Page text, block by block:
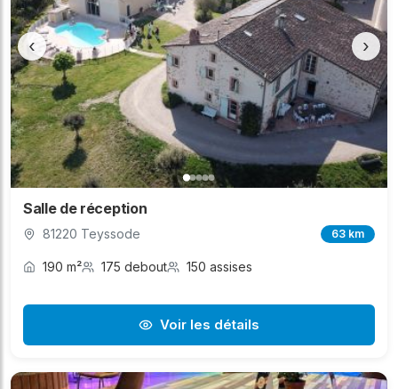
‹ ›
Salle de réception
81220 Teyssode 63 km
190 m² 175 debout 150 assises
Voir les détails